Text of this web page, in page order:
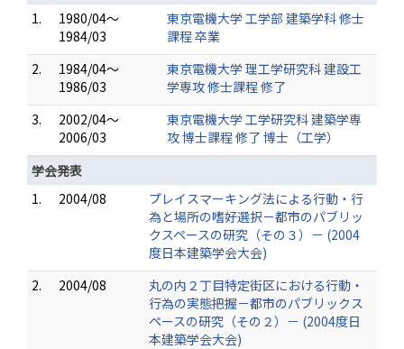
1.
1980/04～
1984/03
東京電機大学 工学部 建築学科 修士
課程 卒業
2.
1984/04～
1986/03
東京電機大学 理工学研究科 建設工
学専攻 修士課程 修了
3.
2002/04～
2006/03
東京電機大学 工学研究科 建築学専
攻 博士課程 修了 博士（工学）
学会発表
1.
2004/08
プレイスマーキング法による行動・行
為と場所の嗜好選択－都市のパブリッ
クスペースの研究（その３）－ (2004
度日本建築学会大会)
2.
2004/08
丸の内２丁目特定街区における行動・
行為の実態把握－都市のパブリックス
ペースの研究（その２）－ (2004度日
本建築学会大会)